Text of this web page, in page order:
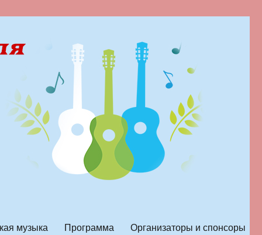
музыка Программа Организаторы и спонсоры